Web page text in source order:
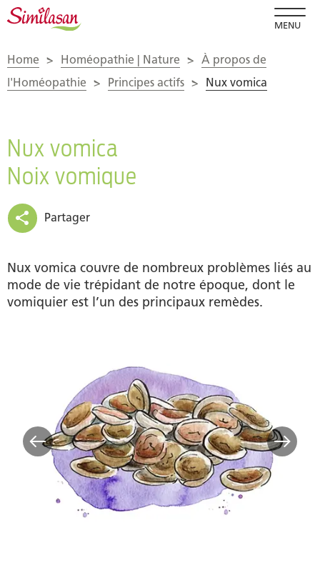
MENU
Home > Homéopathie | Nature > À propos de
l'Homéopathie > Principes actifs > Nux vomica
Nux vomica
Noix vomique
Partager
Nux vomica couvre de nombreux problèmes liés au
mode de vie trépidant de notre époque, dont le
vomiquier est l’un des principaux remèdes.